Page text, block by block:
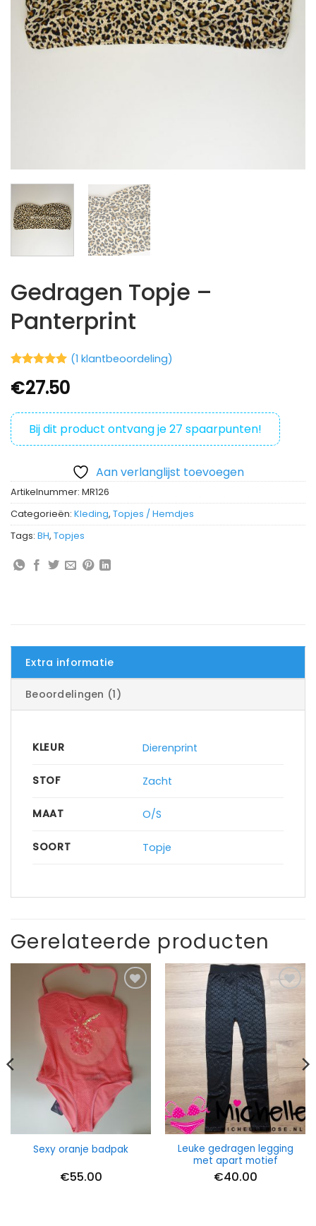
Gedragen Topje –
Panterprint
5op 5
gebaseerd
klantbeoordelingen
(1 klantbeoordeling)
€27.50
Bij dit product ontvang je27 spaarpunten!
Aan verlanglijst toevoegen
Artikelnummer: MR126
Categorieën: Kleding, Topjes / Hemdjes
Tags: BH, Topjes
Extra informatie
Beoordelingen (1)
KLEUR Dierenprint
STOF Zacht
MAAT O/S
SOORT Topje
Gerelateerde producten
Sexy oranje badpak
€55.00
Leuke gedragen legging
met apart motief
€40.00